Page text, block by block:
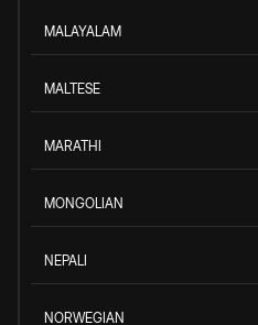
MALAYALAM
MALTESE
MARATHI
MONGOLIAN
NEPALI
NORWEGIAN